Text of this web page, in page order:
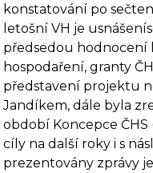
konstatování po
letošní VH je
předsedou hodnocení
hospodaření, granty
představení projektu
Jandíkem, dále byla
období Koncepce ČHS
cíly na další roky i s
prezentovány zprávy